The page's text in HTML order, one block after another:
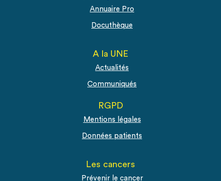
Annuaire Pro
Docuthèque
A la UNE
Actualités
Communiqués
RGPD
Mentions légales
Données patients
Les cancers
Prévenir le cancer